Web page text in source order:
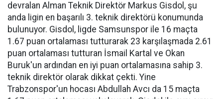
devralan Alman Teknik Direktör Markus Gisdol, şu
anda ligin en başarılı 3. teknik direktörü konumunda
bulunuyor. Gisdol, ligde Samsunspor ile 16 maçta
1.67 puan ortalaması tutturarak 23 karşılaşmada 2.61
puan ortalaması tutturan İsmail Kartal ve Okan
Buruk'un ardından en iyi puan ortalamasına sahip 3.
teknik direktör olarak dikkat çekti. Yine
Trabzonspor'un hocası Abdullah Avcı da 15 maçta